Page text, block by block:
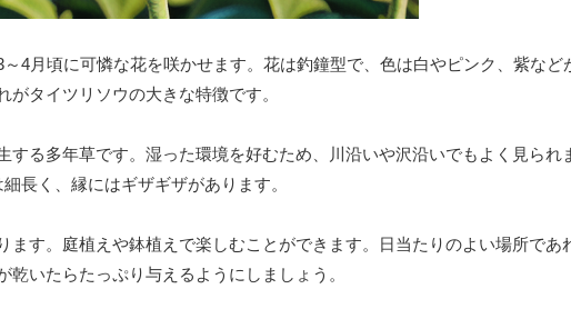
4月頃に可憐な花を咲かせます。花は釣鐘型で、色は白やピンク、紫など
タイツリソウの大きな特徴です。
する多年草です。湿った環境を好むため、川沿いや沢沿いでもよく見られ
長く、縁にはギザギザがあります。
ます。庭植えや鉢植えで楽しむことができます。日当たりのよい場所であ
いたらたっぷり与えるようにしましょう。